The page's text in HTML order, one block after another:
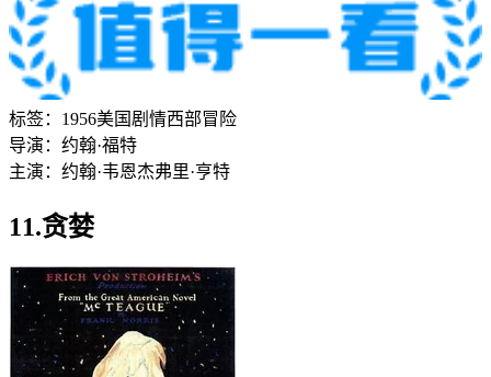
标签： 1956美国 剧情西部冒险
导演： 约翰·福特
主演： 约翰·韦恩杰弗里·亨特
11.贪婪